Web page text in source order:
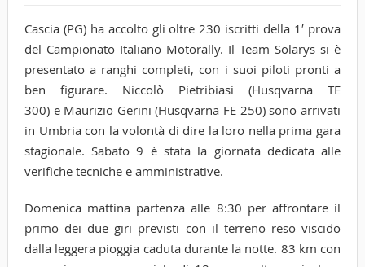
Cascia (PG) ha accolto gli oltre 230 iscritti della 1′ prova
del Campionato Italiano Motorally. Il Team Solarys si è
presentato a ranghi completi, con i suoi piloti pronti a
ben figurare. Niccolò Pietribiasi (Husqvarna TE
300) e Maurizio Gerini (Husqvarna FE 250) sono arrivati
in Umbria con la volontà di dire la loro nella prima gara
stagionale. Sabato 9 è stata la giornata dedicata alle
verifiche tecniche e amministrative.
Domenica mattina partenza alle 8:30 per affrontare il
primo dei due giri previsti con il terreno reso viscido
dalla leggera pioggia caduta durante la notte. 83 km con